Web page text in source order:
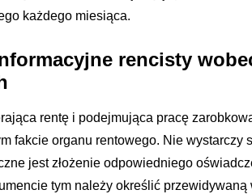
każdego miesiąca.
rencisty
rentę i podejmująca pracę
fakcie organu rentowego. Nie wystarczy
jest złożenie odpowiedniego
tym należy określić